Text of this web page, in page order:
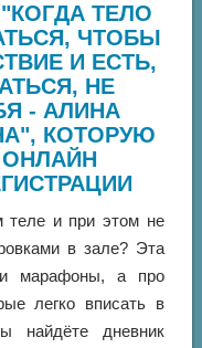
ТЕЛО
ЧТОБЫ
И ЕСТЬ,
НЕ
- АЛИНА
КОТОРУЮ
теле и при этом не
в зале? Эта
марафоны, а про
легко вписать в
найдёте дневник